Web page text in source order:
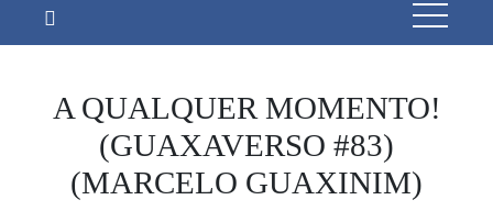
A QUALQUER MOMENTO!
(GUAXAVERSO #83)
(MARCELO GUAXINIM)